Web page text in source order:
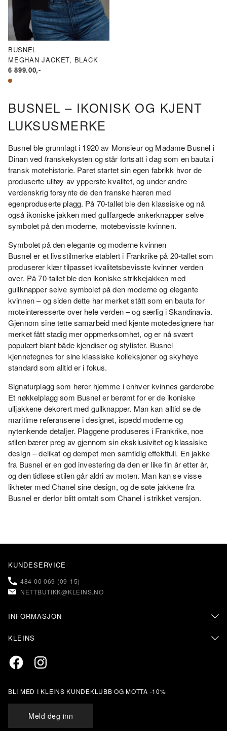
BUSNEL
MEGHAN JACKET, BLACK
6 899.00,-
BUSNEL – IKONISK OG KJENT
LUKSUSMERKE
Busnel ble grunnlagt i 1920 av Monsieur og Madame Busnel i
Dinan ved franskekysten og står fortsatt i dag som en bauta i
fransk motehistorie. Paret startet sin egen fabrikk hvor de
produserte ulltøy av ypperste kvalitet, og under andre
verdenskrig forsynte de den franske hæren med
egenproduserte plagg. På 70-tallet ble den klassiske og nå
også ikoniske jakken med gullfargede ankerknapper selve
symbolet på den moderne, motebevisste kvinnen.
Symbolet på den elegante og moderne kvinnen
Busnel er et livsstilmerke etablert i Frankrike på 20-tallet som
produserer klær tilpasset kvalitetsbevisste kvinner verden
over. På 70-tallet ble den ikoniske strikkejakken med
gullknapper selve symbolet på den moderne og elegante
kvinnen – og siden dette har merket stått som en bauta for
moteinteresserte over hele verden – og særlig i Skandinavia.
Gjennom sine tette samarbeid med kjente motedesignere har
merket fått stadig mer oppmerksomhet, og er nå svært
populært blant både kjendiser og stylister. Busnel
kjennetegnes for sine klassiske kolleksjoner og skyhøye
standard som alltid er i fokus.
Signaturplagg som hører hjemme i enhver kvinnes garderobe
Et nøkkelplagg som Busnel er berømt for er de ikoniske
ulljakkene dekorert med gullknapper. Man kan alltid se de
maritime referansene i designet, ispedd moderne og
nytenkende detaljer. Plaggene produseres i Frankrike, noe
stilen bærer preg av gjennom sin eksklusivitet og klassiske
design – delikat og dempet men samtidig effektfull. En jakke
fra Busnel er en god investering da den er like fin år etter år,
og den tidløse stilen går aldri av moten. Man kan se visse
likheter med Chanel sine design, og de søte jakkene fra
Busnel er derfor blitt omtalt som Chanel i strikket versjon.
KUNDESERVICE
484 00 069 (09-15)
NETTBUTIKK@KLEINS.NO
INFORMASJON
FAQ – OFTE STILTE SPØRSMÅL
RETUR & BYTTE
KLEINS
BUTIKKER & ÅPNINGSTIDER
STØRRELSESANBEFALING
Facebook
Instagram
BLI MED I KLEINS KUNDEKLUBB OG MOTTA -10%
Meld deg inn